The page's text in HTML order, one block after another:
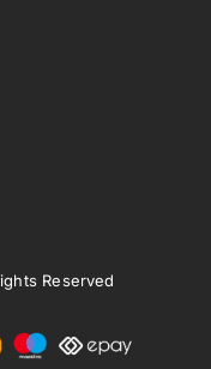
Reserved